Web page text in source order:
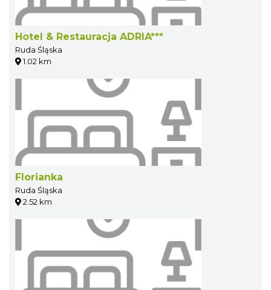
Hotel & Restauracja ADRIA***
Ruda Śląska
1.02 km
Florianka
Ruda Śląska
2.52 km